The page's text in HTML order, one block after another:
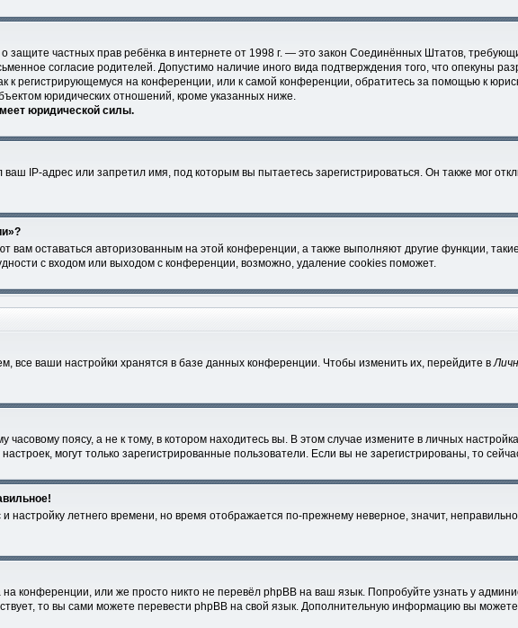
защите частных прав ребёнка в интернете от 1998 г. — это закон Соединённых Штатов,
согласие родителей. Допустимо наличие иного вида подтверждения того, что опекуны
к регистрирующемуся на конференции, или к самой конференции, обратитесь за помощью к
юридических отношений, кроме указанных ниже.
юридической силы.
IP-адрес или запретил имя, под которым вы пытаетесь зарегистрироваться. Он также мог
вам оставаться авторизованным на этой конференции, а также выполняют другие функции,
с входом или выходом с конференции, возможно, удаление cookies поможет.
все ваши настройки хранятся в базе данных конференции. Чтобы изменить их, перейдите в
поясу, а не к тому, в котором находитесь вы. В этом случае измените в личных
могут только зарегистрированные пользователи. Если вы не зарегистрированы, то
настройку летнего времени, но время отображается по-прежнему неверное, значит,
конференции, или же просто никто не перевёл phpBB на ваш язык. Попробуйте узнать у
то вы сами можете перевести phpBB на свой язык. Дополнительную информацию вы